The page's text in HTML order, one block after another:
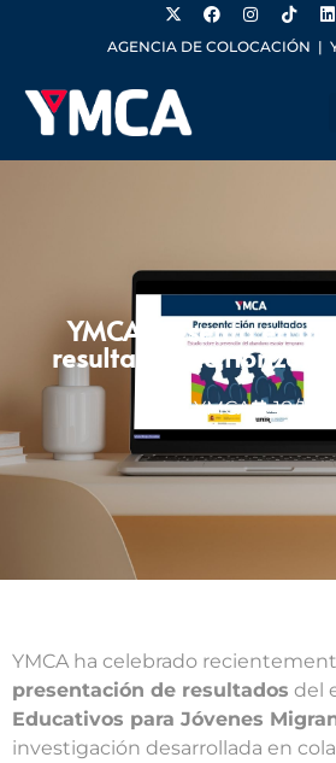
AGENCIA DE COLOCACIÓN |
YMCA presenta en
resultados de
YMCA 18/12/
YMCA ha celebrado
presentación de resultados del
Educativos para Jóvenes
investigación desarrollada en